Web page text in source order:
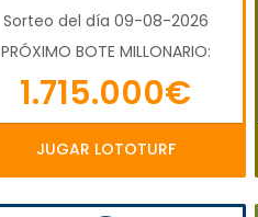
Sorteo del día 09-08-2026
PRÓXIMO BOTE MILLONARIO:
1.715.000€
JUGAR LOTOTURF